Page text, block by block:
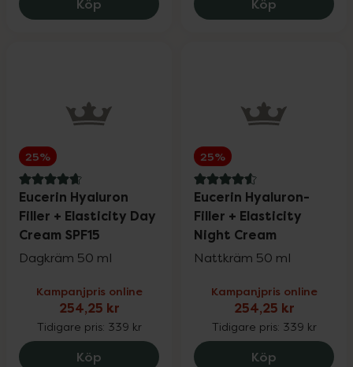
Köp Köp
25%
4.7 av 5 i omdöme
Eucerin Hyaluron
Filler + Elasticity Day
Cream SPF15
Dagkräm 50 ml
Kampanjpris online
254,25 kr
Tidigare pris: 339 kr
Köp Eucerin Hyaluron Filler + Elasticity Day
25%
4.6 av 5 i omdöme
Eucerin Hyaluron-
Filler + Elasticity
Night Cream
Nattkräm 50 ml
Kampanjpris online
254,25 kr
Tidigare pris: 339 kr
Köp Eucerin